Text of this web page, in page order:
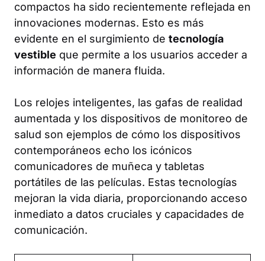
compactos ha sido recientemente reflejada en
innovaciones modernas. Esto es más
evidente en el surgimiento de tecnología
vestible que permite a los usuarios acceder a
información de manera fluida.
Los relojes inteligentes, las gafas de realidad
aumentada y los dispositivos de monitoreo de
salud son ejemplos de cómo los dispositivos
contemporáneos echo los icónicos
comunicadores de muñeca y tabletas
portátiles de las películas. Estas tecnologías
mejoran la vida diaria, proporcionando acceso
inmediato a datos cruciales y capacidades de
comunicación.